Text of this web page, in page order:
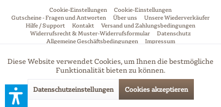
Cookie-Einstellungen
Cookie-Einstellungen
Gutscheine - Fragen und Antworten
Über uns
Unsere Wiederverkäufer
Hilfe / Support
Kontakt
Versand und Zahlungsbedingungen
Widerrufsrecht & Muster-Widerrufsformular
Datenschutz
Allgemeine Geschäftsbedingungen
Impressum
* Alle Preise inkl. gesetzl. Mehrwertsteuer zzgl.Versandkostenund ggf.
Nachnahmegebühren, wenn nicht anders beschrieben
Funktionale Aktiv
Marketing Aktiv
Diese Website verwendet Cookies, um Ihnen die bestmögliche
Funktionalität bieten zu können.
Datenschutzeinstellungen Cookies akzeptieren